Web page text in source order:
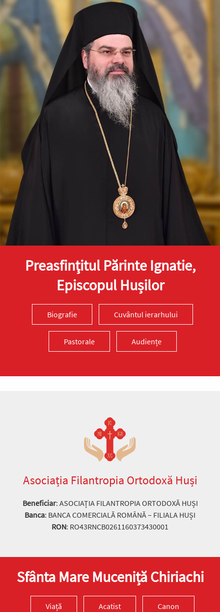
Preasfinţitul Părinte Ignatie,
Episcopul Hușilor
Biografie Cuvântul ierarhului
Pastorale Audiențe
Asociația Filantropia Ortodoxă Huși
Beneficiar: ASOCIAȚIA FILANTROPIA ORTODOXĂ HUȘI
Banca: BANCA COMERCIALĂ ROMÂNĂ – FILIALA HUȘI
RON: RO43RNCB0261160373430001
Sfânta Mare Muceniță Chiriachi
Viață Acatist Canon